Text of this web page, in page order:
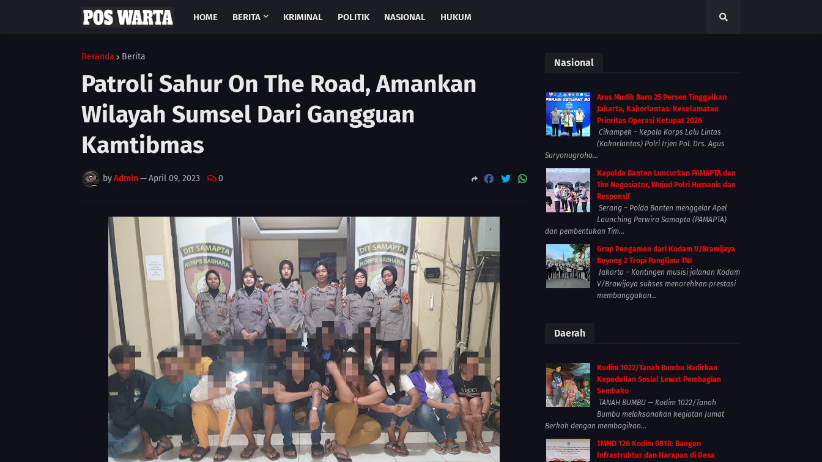
HOME BERITA KRIMINAL POLITIK NASIONAL HUKUM
Beranda Berita
Patroli Sahur On The Road, Amankan
Wilayah Sumsel Dari Gangguan
Kamtibmas
byAdmin—April 09, 2023 0
Nasional
Arus Mudik Baru 25 Persen Tinggalkan
Jakarta, Kakorlantas: Keselamatan
Prioritas Operasi Ketupat 2026
Cikampek – Kepala Korps Lalu Lintas
(Kakorlantas) Polri Irjen Pol. Drs. Agus
Suryonugroho...
Kapolda Banten Luncurkan PAMAPTA dan
Tim Negosiator, Wujud Polri Humanis dan
Responsif
Serang – Polda Banten menggelar Apel
Launching Perwira Samapta (PAMAPTA)
dan pembentukan Tim...
Grup Pengamen dari Kodam V/Brawijaya
Boyong 2 Tropi Panglima TNI
Jakarta – Kontingen musisi jalanan Kodam
V/Brawijaya sukses menorehkan prestasi
membanggakan...
Daerah
Kodim 1022/Tanah Bumbu Hadirkan
Kepedulian Sosial Lewat Pembagian
Sembako
TANAH BUMBU — Kodim 1022/Tanah
Bumbu melaksanakan kegiatan Jumat
Berkah dengan membagikan...
TMMD 126 Kodim 0818: Bangun
Infrastruktur dan Harapan di Desa